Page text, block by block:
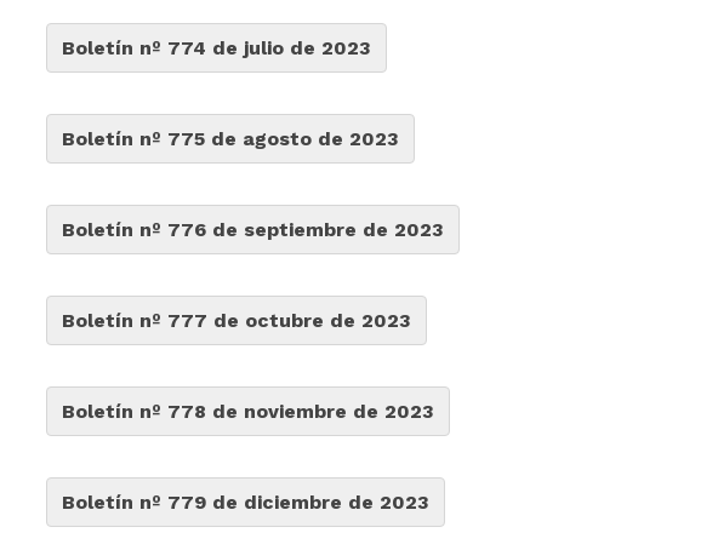
Boletín nº 774 de julio de 2023
Boletín nº 775 de agosto de 2023
Boletín nº 776 de septiembre de 2023
Boletín nº 777 de octubre de 2023
Boletín nº 778 de noviembre de 2023
Boletín nº 779 de diciembre de 2023